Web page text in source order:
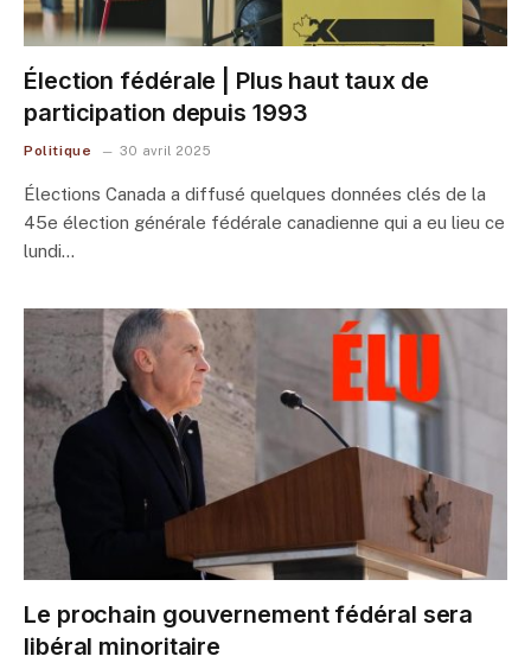
Élection fédérale | Plus haut taux de
participation depuis 1993
Politique 30 avril 2025
Élections Canada a diffusé quelques données clés de la
45e élection générale fédérale canadienne qui a eu lieu ce
lundi…
Le prochain gouvernement fédéral sera
libéral minoritaire